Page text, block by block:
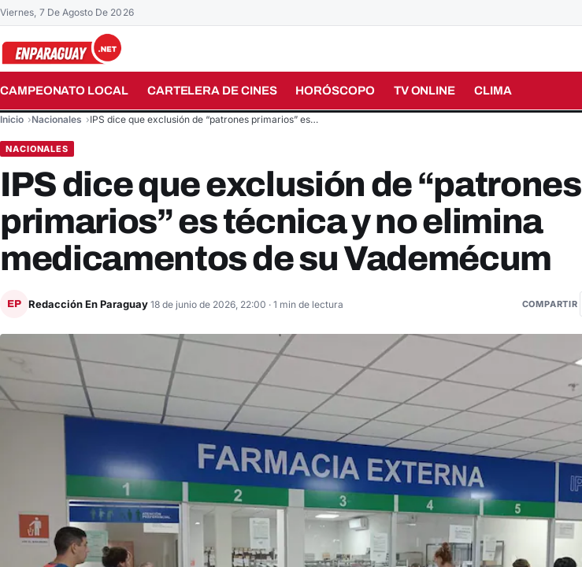
Viernes, 7 De Agosto De 2026
CAMPEONATO LOCAL CARTELERA DE CINES HORÓSCOPO TV ONLINE CLIMA
Buscar en el sitio
Inicio Nacionales IPS dice que exclusión de “patrones primarios” es…
NACIONALES
IPS dice que exclusión de “patrones
primarios” es técnica y no elimina
medicamentos de su Vademécum
EP Redacción En Paraguay 18 de junio de 2026, 22:00 · 1 min de lectura COMPARTIR